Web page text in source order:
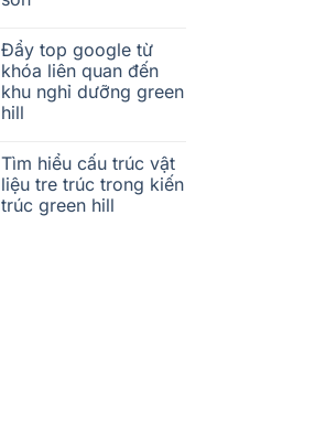
Đẩy top google từ
khóa liên quan đến
khu nghỉ dưỡng green
hill
Tìm hiểu cấu trúc vật
liệu tre trúc trong kiến
trúc green hill